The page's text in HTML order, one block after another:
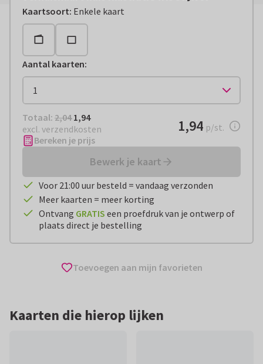
Kaartsoort: Enkele kaart
Aantal kaarten:
Totaal: € 1,94
Totaal: 2,04 1,94
excl. verzendkosten
€ 1,94per stuk
1,94 p/st.
Bereken je prijs
Bewerk je kaart
Voor 21:00 uur besteld = vandaag verzonden
Meer kaarten = meer korting
Ontvang GRATIS een proefdruk van je ontwerp of
plaats direct je bestelling
Toevoegen aan mijn favorieten
Kaarten die hierop lijken